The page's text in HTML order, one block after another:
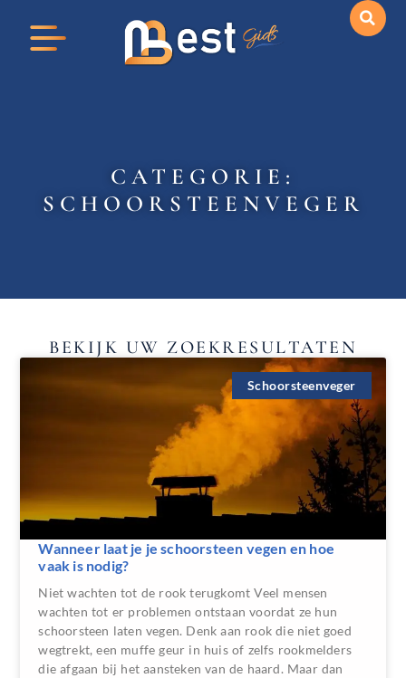
CATEGORIE:
SCHOORSTEENVEGER
BEKIJK UW ZOEKRESULTATEN
Schoorsteenveger
Wanneer laat je je schoorsteen vegen en hoe
vaak is nodig?
Niet wachten tot de rook terugkomt Veel mensen
wachten tot er problemen ontstaan voordat ze hun
schoorsteen laten vegen. Denk aan rook die niet goed
wegtrekt, een muffe geur in huis of zelfs rookmelders
die afgaan bij het aansteken van de haard. Maar dan